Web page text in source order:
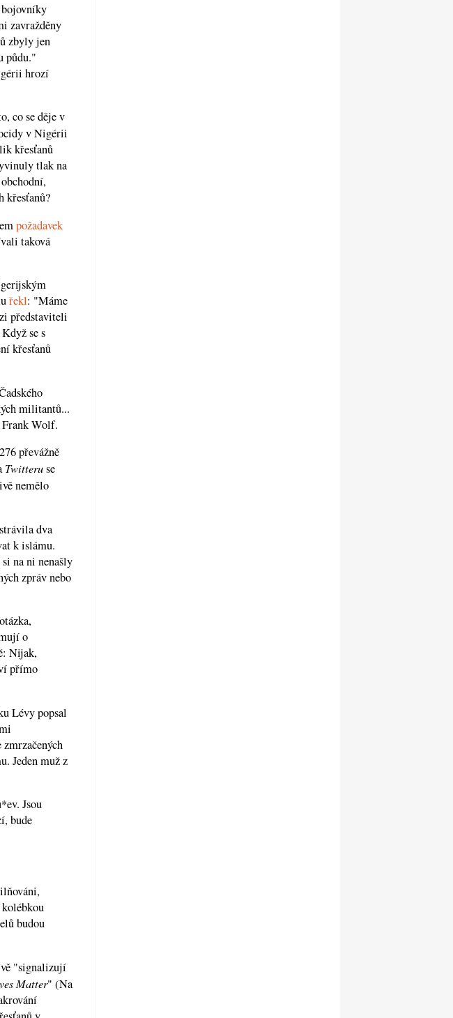
bojovníky
zavražděny
zbyly jen
půdu."
hrozí
co se děje v
v Nigérii
křesťanů
tlak na
křesťanů?
požadavek
taková
řekl: "Máme
představiteli
se s
křesťanů
militantů...
Frank Wolf.
převážně
Twitteruse
nemělo
dva
k islámu.
na ni nenašly
zpráv nebo
o
Nijak,
přímo
Lévy popsal
Jeden muž z
Jsou
bude
budou
"signalizují
Matter" (Na